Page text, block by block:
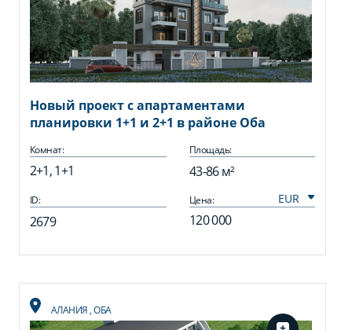
Новый проект с апартаментами
планировки 1+1 и 2+1 в районе Оба
Комнат:
2+1, 1+1
Площадь:
43-86 м²
ID:
2679
Цена:
120 000
АЛАНИЯ,ОБА